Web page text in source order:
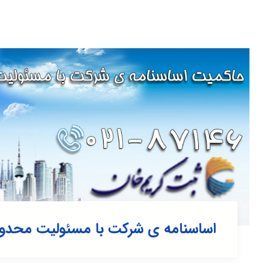
اساسنامه ی شرکت با مسئولیت